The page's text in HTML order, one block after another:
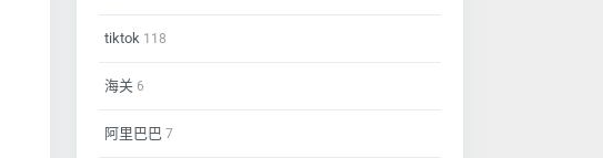
tiktok 118
海关 6
阿里巴巴 7